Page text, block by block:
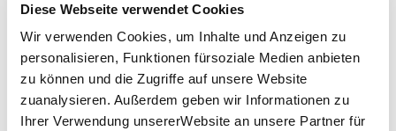
Diese Webseite verwendet Cookies
Wir verwenden Cookies, um Inhalte und Anzeigen zu
personalisieren, Funktionen fürsoziale Medien anbieten
zu können und die Zugriffe auf unsere Website
zuanalysieren. Außerdem geben wir Informationen zu
Ihrer Verwendung unsererWebsite an unsere Partner für
www.v8hotel.de
Downloads